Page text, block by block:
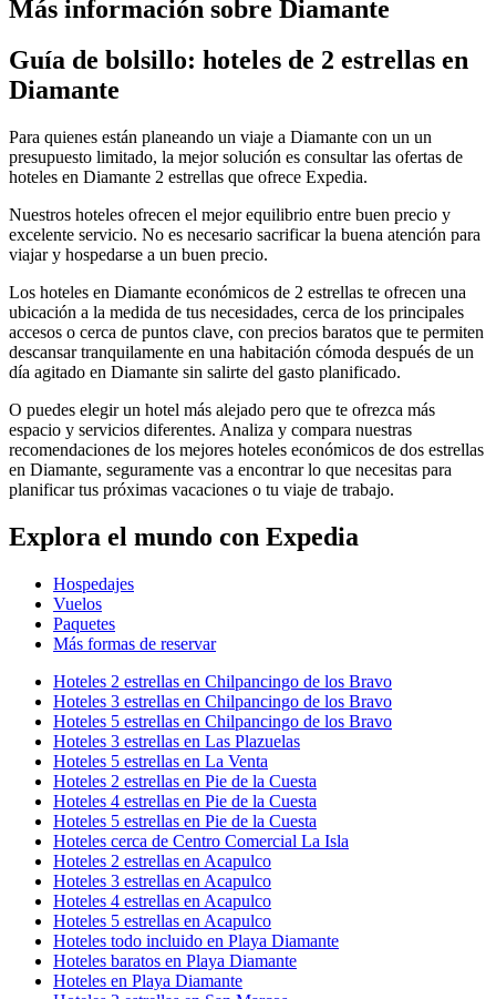
Más información sobre Diamante
Guía de bolsillo: hoteles de 2 estrellas en
Diamante
Para quienes están planeando un viaje a Diamante con un un
presupuesto limitado, la mejor solución es consultar las ofertas de
hoteles en Diamante 2 estrellas que ofrece Expedia.
Nuestros hoteles ofrecen el mejor equilibrio entre buen precio y
excelente servicio. No es necesario sacrificar la buena atención para
viajar y hospedarse a un buen precio.
Los hoteles en Diamante económicos de 2 estrellas te ofrecen una
ubicación a la medida de tus necesidades, cerca de los principales
accesos o cerca de puntos clave, con precios baratos que te permiten
descansar tranquilamente en una habitación cómoda después de un
día agitado en Diamante sin salirte del gasto planificado.
O puedes elegir un hotel más alejado pero que te ofrezca más
espacio y servicios diferentes. Analiza y compara nuestras
recomendaciones de los mejores hoteles económicos de dos estrellas
en Diamante, seguramente vas a encontrar lo que necesitas para
planificar tus próximas vacaciones o tu viaje de trabajo.
Explora el mundo con Expedia
Hospedajes
Vuelos
Paquetes
Más formas de reservar
Hoteles 2 estrellas en Chilpancingo de los Bravo
Hoteles 3 estrellas en Chilpancingo de los Bravo
Hoteles 5 estrellas en Chilpancingo de los Bravo
Hoteles 3 estrellas en Las Plazuelas
Hoteles 5 estrellas en La Venta
Hoteles 2 estrellas en Pie de la Cuesta
Hoteles 4 estrellas en Pie de la Cuesta
Hoteles 5 estrellas en Pie de la Cuesta
Hoteles cerca de Centro Comercial La Isla
Hoteles 2 estrellas en Acapulco
Hoteles 3 estrellas en Acapulco
Hoteles 4 estrellas en Acapulco
Hoteles 5 estrellas en Acapulco
Hoteles todo incluido en Playa Diamante
Hoteles baratos en Playa Diamante
Hoteles en Playa Diamante